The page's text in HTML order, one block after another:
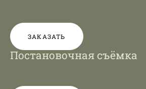
ЗАКАЗАТЬ
Постановочная съёмка